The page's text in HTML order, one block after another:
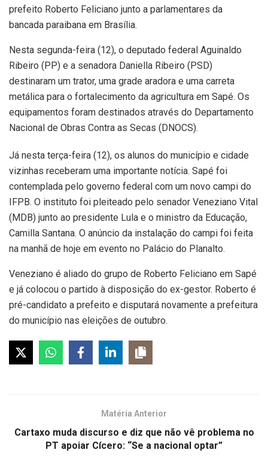
prefeito Roberto Feliciano junto a parlamentares da
bancada paraibana em Brasília.
Nesta segunda-feira (12), o deputado federal Aguinaldo
Ribeiro (PP) e a senadora Daniella Ribeiro (PSD)
destinaram um trator, uma grade aradora e uma carreta
metálica para o fortalecimento da agricultura em Sapé. Os
equipamentos foram destinados através do Departamento
Nacional de Obras Contra as Secas (DNOCS).
Já nesta terça-feira (12), os alunos do município e cidade
vizinhas receberam uma importante notícia. Sapé foi
contemplada pelo governo federal com um novo campi do
IFPB. O instituto foi pleiteado pelo senador Veneziano Vital
(MDB) junto ao presidente Lula e o ministro da Educação,
Camilla Santana. O anúncio da instalação do campi foi feita
na manhã de hoje em evento no Palácio do Planalto.
Veneziano é aliado do grupo de Roberto Feliciano em Sapé
e já colocou o partido à disposição do ex-gestor. Roberto é
pré-candidato a prefeito e disputará novamente a prefeitura
do município nas eleições de outubro.
Matéria Anterior
Cartaxo muda discurso e diz que não vê problema no
PT apoiar Cícero: “Se a nacional optar”